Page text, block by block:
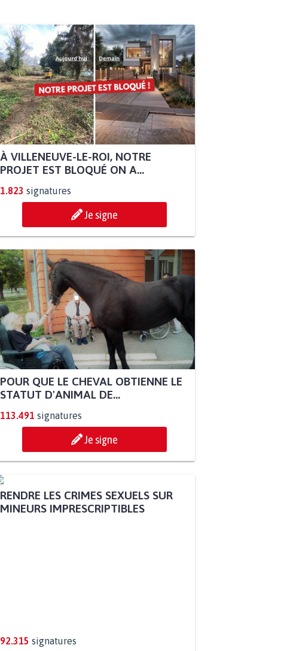
À VILLENEUVE-LE-ROI, NOTRE
PROJET EST BLOQUÉ ON A...
1.823 signatures
Je signe
POUR QUE LE CHEVAL OBTIENNE LE
STATUT D'ANIMAL DE...
113.491 signatures
Je signe
92.315 signatures